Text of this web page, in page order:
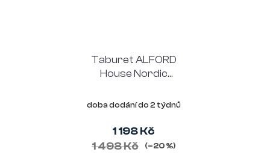
Taburet ALFORD
House Nordic
ovečka, nohy černé
doba dodání do 2 týdnů
1 198 Kč
1 498 Kč
(–20 %)